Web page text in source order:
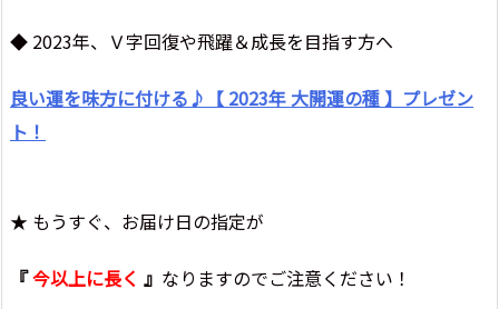
◆ 2023年、Ｖ字回復や飛躍＆成長を目指す方へ
良い運を味方に付ける♪【 2023年 大開運の種 】プレゼン
ト！
★ もうすぐ、お届け日の指定が
『今以上に長く 』 なりますのでご注意ください！